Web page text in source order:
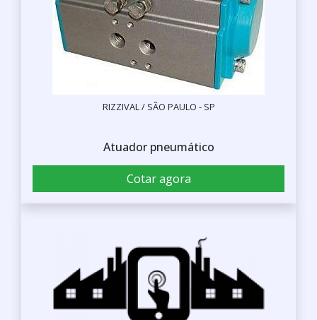
RIZZIVAL / SÃO PAULO - SP
Atuador pneumático
Cotar agora